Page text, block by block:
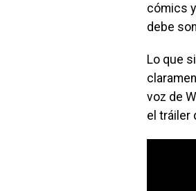
cómics
debe
Lo que
voz de
el tráiler